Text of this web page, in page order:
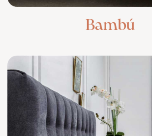
Bambú